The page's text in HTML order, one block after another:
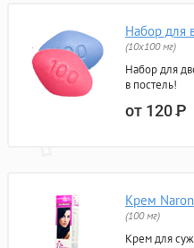
Набор для
(10х100 мг)
Набор для
в постель!
от 120Р
Крем Naron
(100 мг)
Крем для